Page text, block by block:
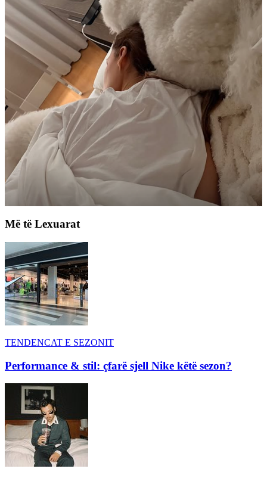
Më të Lexuarat
TENDENCAT E SEZONIT
Performance & stil: çfarë sjell Nike këtë sezon?